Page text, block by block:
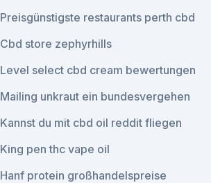
Preisgünstigste restaurants perth cbd
Cbd store zephyrhills
Level select cbd cream bewertungen
Mailing unkraut ein bundesvergehen
Kannst du mit cbd oil reddit fliegen
King pen thc vape oil
Hanf protein großhandelspreise